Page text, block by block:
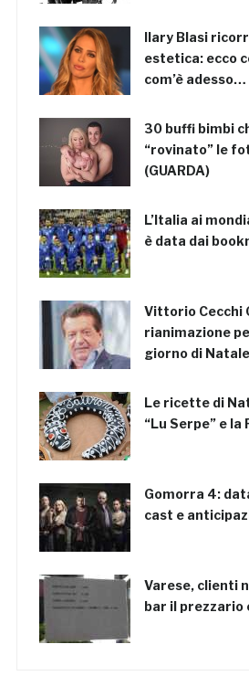
Ilary Blasi
estetica: ecco
com’è adesso…
30 buffi bimbi
“rovinato” le
(GUARDA)
L’Italia ai
è data dai
Vittorio Cecchi
rianimazione
giorno di Natale
Le ricette di
“Lu Serpe” e la
Gomorra 4:
cast e
Varese, clienti
bar il prezzario